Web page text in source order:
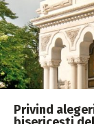
Privind